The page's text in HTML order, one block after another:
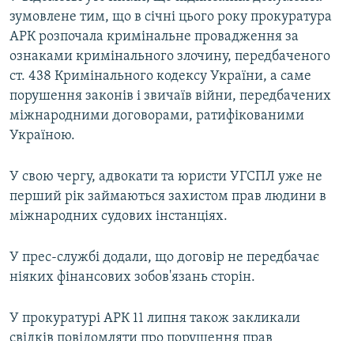
зумовлене тим, що в січні цього року прокуратура
АРК розпочала кримінальне провадження за
ознаками кримінального злочину, передбаченого
ст. 438 Кримінального кодексу України, а саме
порушення законів і звичаїв війни, передбачених
міжнародними договорами, ратифікованими
Україною.
У свою чергу, адвокати та юристи УГСПЛ уже не
перший рік займаються захистом прав людини в
міжнародних судових інстанціях.
У прес-службі додали, що договір не передбачає
ніяких фінансових зобов'язань сторін.
У прокуратурі АРК 11 липня також закликали